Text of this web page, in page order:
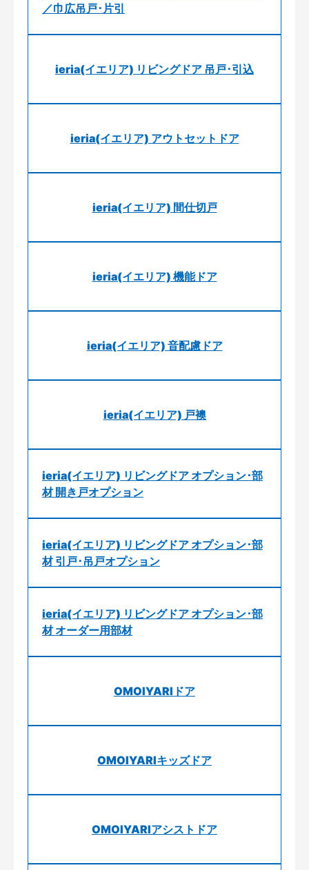
／巾広吊戸･片引
ieria(イエリア) リビングドア 吊戸･引込
ieria(イエリア) アウトセットドア
ieria(イエリア) 間仕切戸
ieria(イエリア) 機能ドア
ieria(イエリア) 音配慮ドア
ieria(イエリア) 戸襖
ieria(イエリア) リビングドア オプション･部
材 開き戸オプション
ieria(イエリア) リビングドア オプション･部
材 引戸･吊戸オプション
ieria(イエリア) リビングドア オプション･部
材 オーダー用部材
OMOIYARIドア
OMOIYARIキッズドア
OMOIYARIアシストドア